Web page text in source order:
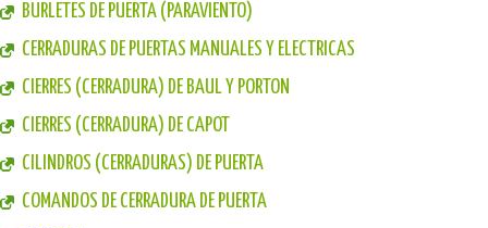
BURLETES DE PUERTA (PARAVIENTO)
CERRADURAS DE PUERTAS MANUALES Y ELECTRICAS
CIERRES (CERRADURA) DE BAUL Y PORTON
CIERRES (CERRADURA) DE CAPOT
CILINDROS (CERRADURAS) DE PUERTA
COMANDOS DE CERRADURA DE PUERTA